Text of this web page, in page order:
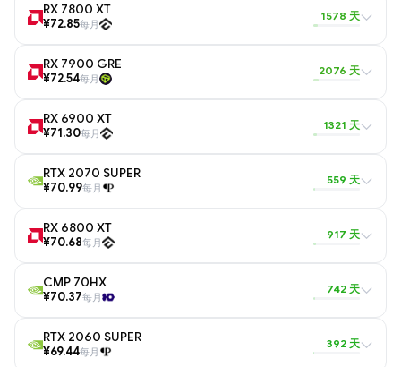
RX 7800 XT
¥72.85每月
1578 天
RX 7900 GRE
¥72.54每月
2076 天
RX 6900 XT
¥71.30每月
1321 天
RTX 2070 SUPER
¥70.99每月
559 天
RX 6800 XT
¥70.68每月
917 天
CMP 70HX
¥70.37每月
742 天
RTX 2060 SUPER
¥69.44每月
392 天